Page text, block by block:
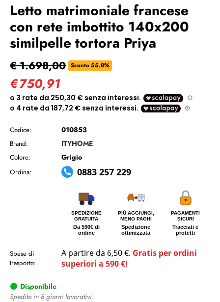
Letto matrimoniale francese
con rete imbottito 140x200
similpelle tortora Priya
€ 1.698,00 Sconto 55.8%
€750,91
Codice: 010853
Brand: ITYHOME
Colore: Grigio
Ordina: 0883 257 229
SPEDIZIONE
GRATUITA
Da 590€ di
ordine
PIÙ AGGIUNGI,
MENO PAGHI
Spedizione
ottimizzata
PAGAMENTI
SICURI
Tracciati e
protetti
Spese di
trasporto:
A partire da 6,50 €. Gratis per ordini
superiori a 590 €!
Disponibile
Spedito in 8 giorni lavorativi.